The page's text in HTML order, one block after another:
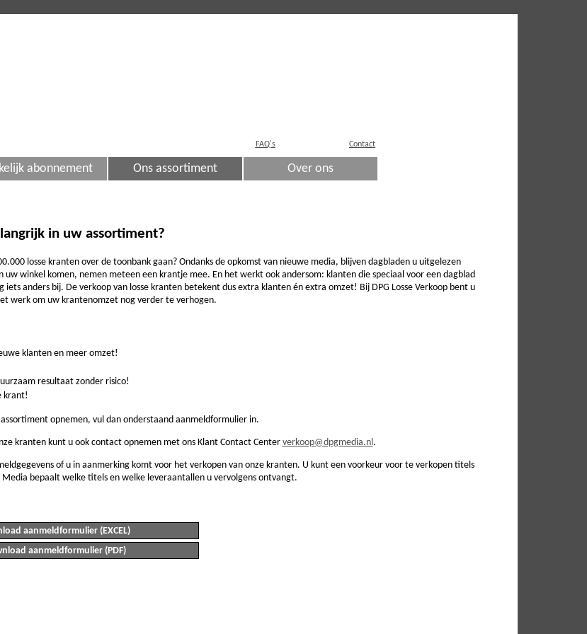
FAQ's Contact
abonnement Ons assortiment Over ons
in uw assortiment?
losse kranten over de toonbank gaan? Ondanks de opkomst van nieuwe media, blijven dagbladen u uitgelezen
uw winkel komen, nemen meteen een krantje mee. En het werkt ook andersom: klanten die speciaal voor een dagblad
iets anders bij. De verkoop van losse kranten betekent dus extra klanten én extra omzet! Bij DPG Losse Verkoop bent u
werk om uw krantenomzet nog verder te verhogen.
klanten en meer omzet!
resultaat zonder risico!
krant!
opnemen, vul dan onderstaand aanmeldformulier in.
kranten kunt u ook contact opnemen met ons Klant Contact Center verkoop@dpgmedia.nl.
of u in aanmerking komt voor het verkopen van onze kranten. U kunt een voorkeur voor te verkopen titels
bepaalt welke titels en welke leveraantallen u vervolgens ontvangt.
aanmeldformulier (EXCEL)
aanmeldformulier (PDF)